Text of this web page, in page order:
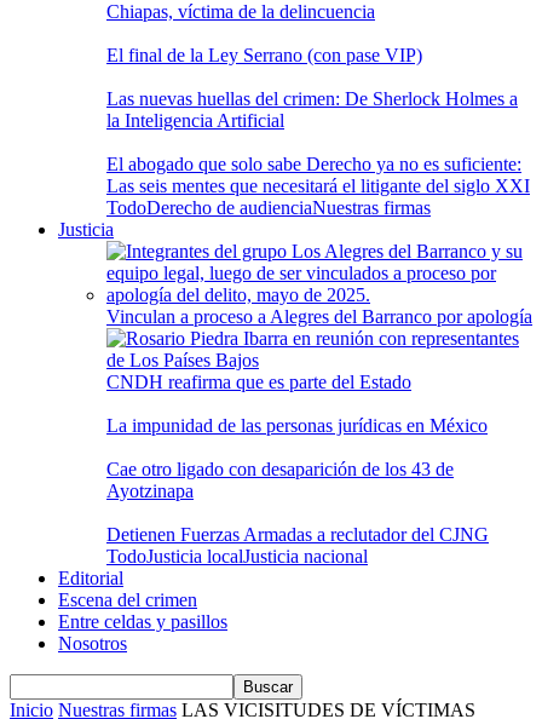
Chiapas, víctima de la delincuencia
El final de la Ley Serrano (con pase VIP)
Las nuevas huellas del crimen: De Sherlock Holmes a
la Inteligencia Artificial
El abogado que solo sabe Derecho ya no es suficiente:
Las seis mentes que necesitará el litigante del siglo XXI
TodoDerecho de audienciaNuestras firmas
Justicia
Vinculan a proceso a Alegres del Barranco por apología
CNDH reafirma que es parte del Estado
La impunidad de las personas jurídicas en México
Cae otro ligado con desaparición de los 43 de
Ayotzinapa
Detienen Fuerzas Armadas a reclutador del CJNG
TodoJusticia localJusticia nacional
Editorial
Escena del crimen
Entre celdas y pasillos
Nosotros
Inicio Nuestras firmas LAS VICISITUDES DE VÍCTIMAS